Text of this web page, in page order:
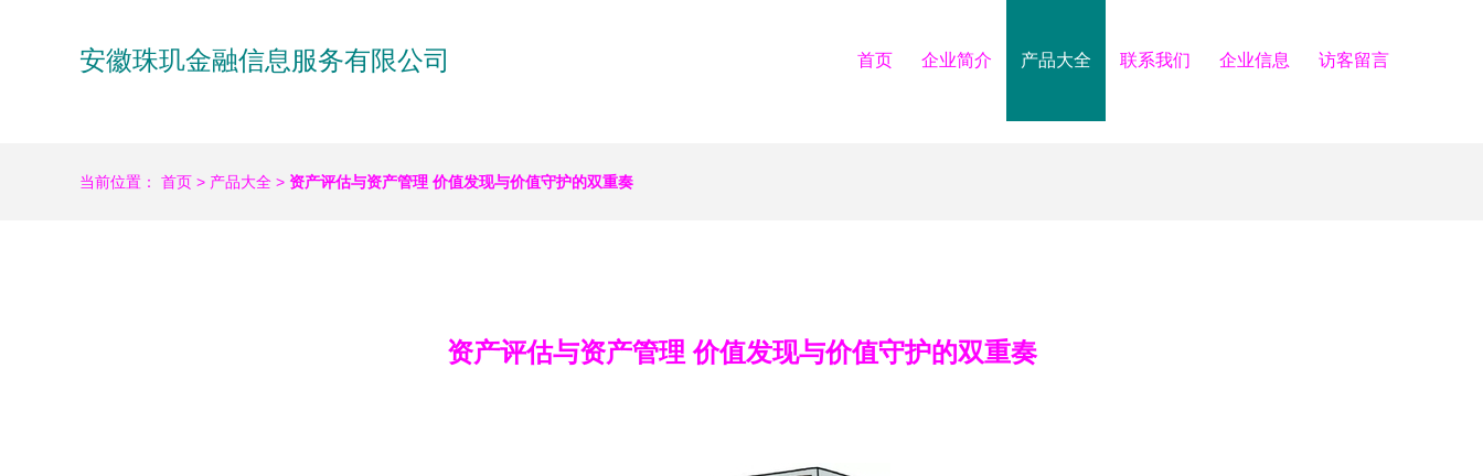
安徽珠玑金融信息服务有限公司 首页 企业简介 产品大全 联系我们 企业信息 访客留言
当前位置： 首页 > 产品大全 > 资产评估与资产管理 价值发现与价值守护的双重奏
资产评估与资产管理 价值发现与价值守护的双重奏